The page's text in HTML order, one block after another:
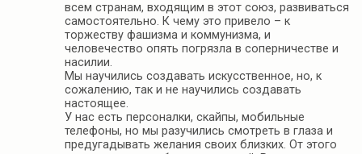
всем странам, входящим в этот союз, развиваться
самостоятельно. К чему это привело – к
торжеству фашизма и коммунизма, и
человечество опять погрязла в соперничестве и
насилии.
Мы научились создавать искусственное, но, к
сожалению, так и не научились создавать
настоящее.
У нас есть персоналки, скайпы, мобильные
телефоны, но мы разучились смотреть в глаза и
предугадывать желания своих близких. От этого